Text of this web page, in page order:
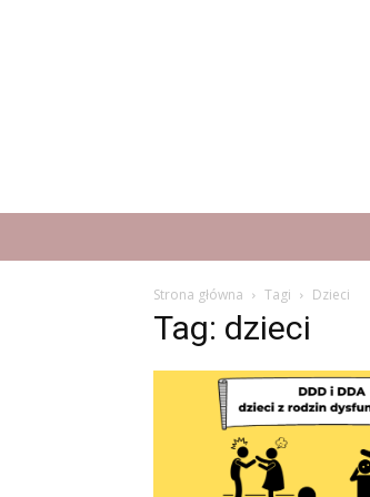
Strona główna Tagi Dzieci
Tag: dzieci